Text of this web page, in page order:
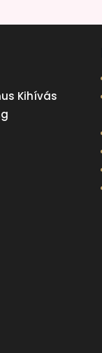
Kihívás